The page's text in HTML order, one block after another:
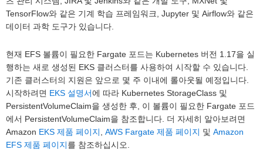
TensorFlow와 같은 기계 학습 프레임워크, Jupyter 및 Airflow와 같은
데이터 과학 도구가 있습니다.
현재 EFS 볼륨이 필요한 Fargate 포드는 Kubernetes 버전 1.17을 실
행하는 새로 생성된 EKS 클러스터를 사용하여 시작할 수 있습니다.
기존 클러스터의 지원은 앞으로 몇 주 이내에 롤아웃될 예정입니다.
시작하려면 EKS 설명서에 따라 Kubernetes StorageClass 및
PersistentVolumeClaim을 생성한 후, 이 볼륨이 필요한 Fargate 포드
에서 PersistentVolumeClaim을 참조합니다. 더 자세히 알아보려면
Amazon EKS 제품 페이지 AWS Fargate 제품 페이지 및 Amazon
EFS 제품 페이지를 참조하십시오.